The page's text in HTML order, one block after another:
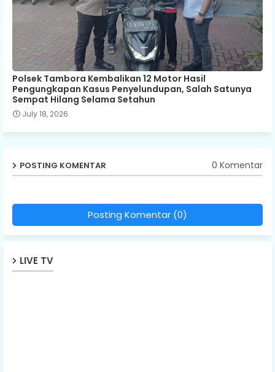
Polsek Tambora Kembalikan 12 Motor Hasil
Pengungkapan Kasus Penyelundupan, Salah Satunya
Sempat Hilang Selama Setahun
July 18, 2026
POSTING KOMENTAR 0 Komentar
Posting Komentar (0)
LIVE TV